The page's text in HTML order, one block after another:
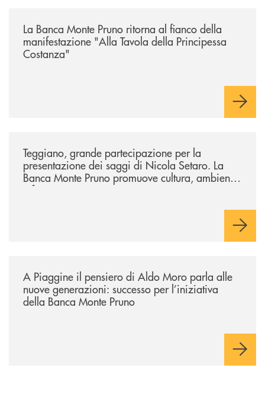
La Banca Monte Pruno ritorna al fianco della
manifestazione "Alla Tavola della Principessa
Costanza"
Teggiano, grande partecipazione per la
presentazione dei saggi di Nicola Setaro. La
Banca Monte Pruno promuove cultura, ambiente
e futuro
A Piaggine il pensiero di Aldo Moro parla alle
nuove generazioni: successo per l’iniziativa
della Banca Monte Pruno